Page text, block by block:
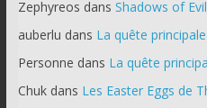
Zephyreos dans Shadows of Evil
auberlu dans La quête
Personne dans La quête
Chukdans Les Easter Eggs de